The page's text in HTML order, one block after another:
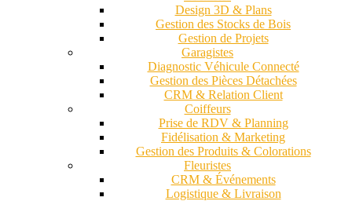
Design 3D & Plans
Gestion des Stocks de Bois
Gestion de Projets
Garagistes
Diagnostic Véhicule Connecté
Gestion des Pièces Détachées
CRM & Relation Client
Coiffeurs
Prise de RDV & Planning
Fidélisation & Marketing
Gestion des Produits & Colorations
Fleuristes
CRM & Événements
Logistique & Livraison